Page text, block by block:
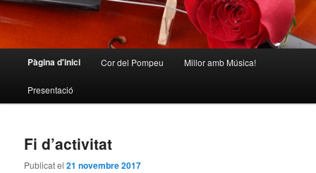
Aneu
al
principal
Aneu
al
secundari
Pàgina d'inici Cor del Pompeu Millor amb Música!
Presentació
Fi d’activitat
Publicat el21 novembre 2017